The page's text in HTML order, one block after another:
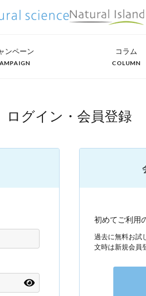
ンペーン コラム
COLUMN
ログイン・会員登録
初めてご利用
過去に無料お試
文時は新規会員